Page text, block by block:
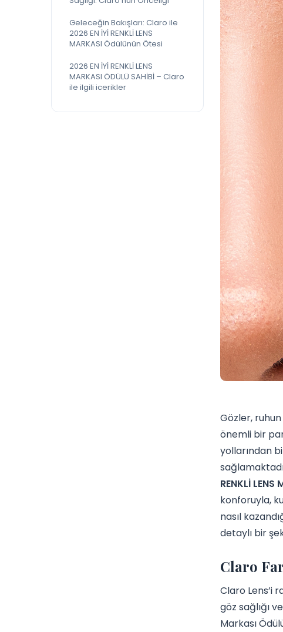
Geleceğin Bakışları: Claro ile
2026 EN İYİ RENKLİ LENS
MARKASI Ödülünün Ötesi
2026 EN İYİ RENKLİ LENS
MARKASI ÖDÜLÜ SAHİBİ – Claro
ile ilgili icerikler
Gözler,
önemli bir
yollarından
RENKLİ
konforuyla,
nasıl
detaylı bir
Claro
Claro Lens’i
göz sağlığı
Markası